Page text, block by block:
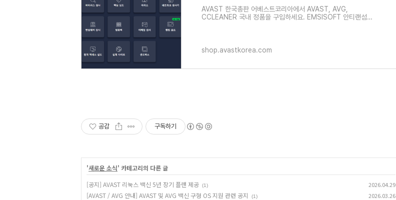
AVAST 한국총판 어베스트코리아에서 AVAST, AVG,
CCLEANER 국내 정품을 구입하세요. EMSISOFT 안티랜섬웨
shop.avastkorea.com
공감 구독하기
'새로운 소식' 카테고리의 다른 글
[공지] AVAST 리눅스 백신 5년 장기 플랜 제공 (1) 2026.04.29
[AVAST / AVG 안내] AVAST 및 AVG 백신 구형 OS 지원 관련 공지 (1) 2026.03.26